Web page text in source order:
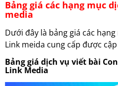
Bảng giá các hạng mục
media
Dưới đây là bảng giá các
Link meida cung cấp được
Bảng giá dịch vụ viết bài
Link Media